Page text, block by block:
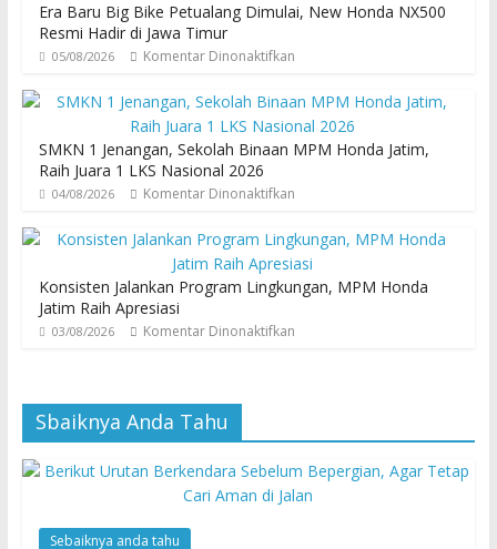
Era Baru Big Bike Petualang Dimulai, New Honda NX500
Resmi Hadir di Jawa Timur
05/08/2026 Komentar Dinonaktifkan
SMKN 1 Jenangan, Sekolah Binaan MPM Honda Jatim,
Raih Juara 1 LKS Nasional 2026
04/08/2026 Komentar Dinonaktifkan
Konsisten Jalankan Program Lingkungan, MPM Honda
Jatim Raih Apresiasi
03/08/2026 Komentar Dinonaktifkan
Sbaiknya Anda Tahu
Sebaiknya anda tahu